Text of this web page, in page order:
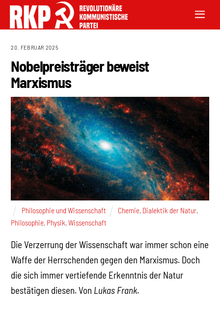
20. FEBRUAR 2025
Nobelpreisträger beweist
Marxismus
Philosophie und Wissenschaft Chemie, Dialektik der Natur,
Philosophie, Physik,Wissenschaft
Die Verzerrung der Wissenschaft war immer schon eine
Waffe der Herrschenden gegen den Marxismus. Doch
die sich immer vertiefende Erkenntnis der Natur
bestätigen diesen. Von Lukas Frank.